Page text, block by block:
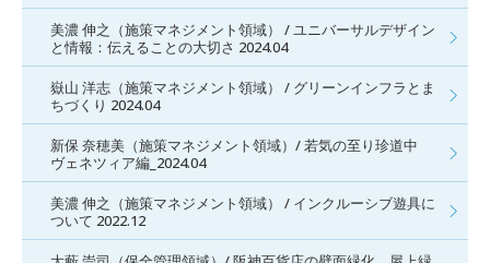
美濃 伸之（施策マネジメント領域） / ユニバーサルデザイン
と情報：伝えることの大切さ 2024.04
嶽山 洋志（施策マネジメント領域） / グリーンインフラとま
ちづくり 2024.04
新保 奈穂美（施策マネジメント領域）/ 若気の至り珍道中
ヴェネツィア編_2024.04
美濃 伸之（施策マネジメント領域） / インクルーシブ遊具に
ついて 2022.12